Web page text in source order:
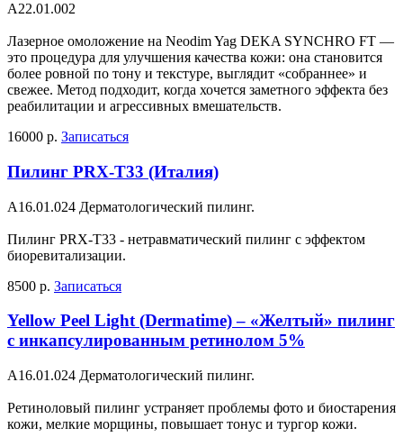
A22.01.002
Лазерное омоложение на Neodim Yag DEKA SYNCHRO FT —
это процедура для улучшения качества кожи: она становится
более ровной по тону и текстуре, выглядит «собраннее» и
свежее. Метод подходит, когда хочется заметного эффекта без
реабилитации и агрессивных вмешательств.
16000 р. Записаться
Пилинг PRX-T33 (Италия)
A16.01.024 Дерматологический пилинг.
Пилинг PRX-T33 - нетравматический пилинг с эффектом
биоревитализации.
8500 р. Записаться
Yellow Peel Light (Dermatime) – «Желтый» пилинг
с инкапсулированным ретинолом 5%
A16.01.024 Дерматологический пилинг.
Ретиноловый пилинг устраняет проблемы фото и биостарения
кожи, мелкие морщины, повышает тонус и тургор кожи.